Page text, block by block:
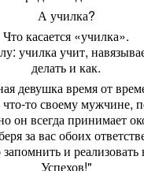
А училка?
Что касается «училка».
училка учит,
делать и как.
девушка время от
то своему мужчине,
он всегда принимает
за вас обоих
и
Успехов!"